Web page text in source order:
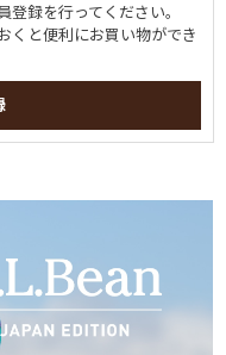
録を行ってください。
くと便利にお買い物ができ